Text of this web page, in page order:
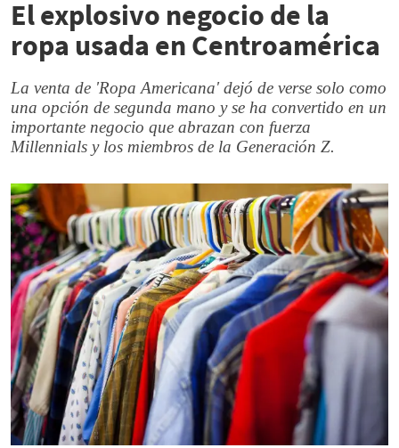
El explosivo negocio de la
ropa usada en Centroamérica
La venta de 'Ropa Americana' dejó de verse solo como
una opción de segunda mano y se ha convertido en un
importante negocio que abrazan con fuerza
Millennials y los miembros de la Generación Z.